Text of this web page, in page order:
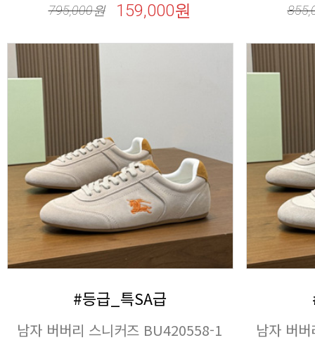
795,000원 159,000원
#등급_특SA급
남자 버버리 스니커즈 BU420558-1 남자 버